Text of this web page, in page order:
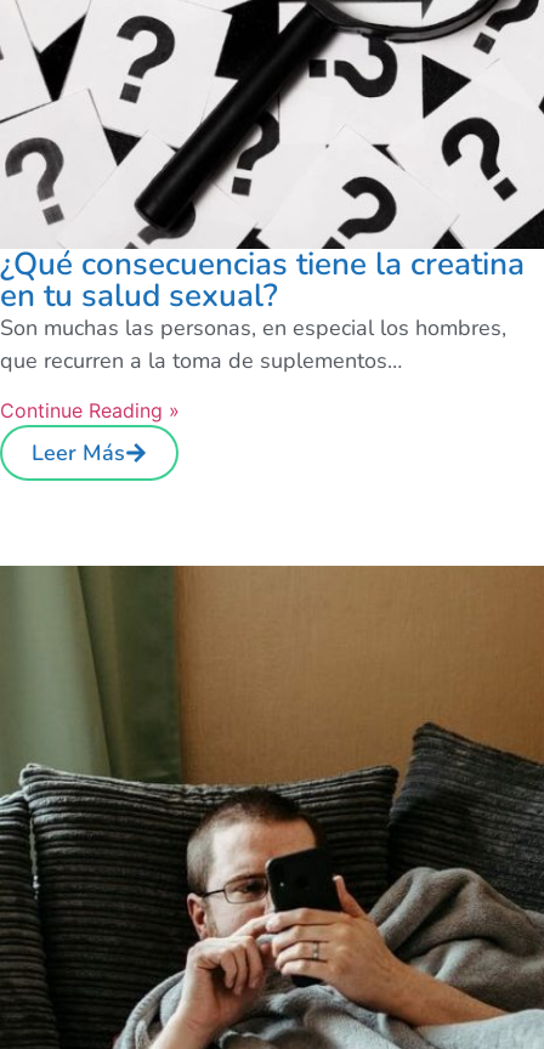
¿Qué consecuencias tiene la creatina
en tu salud sexual?
Son muchas las personas, en especial los hombres,
que recurren a la toma de suplementos…
Continue Reading »
Leer Más